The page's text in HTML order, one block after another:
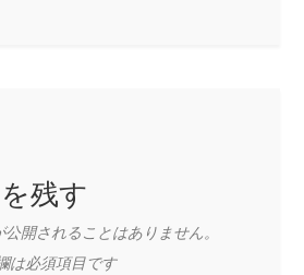
残す
開されることはありません。
は必須項目です